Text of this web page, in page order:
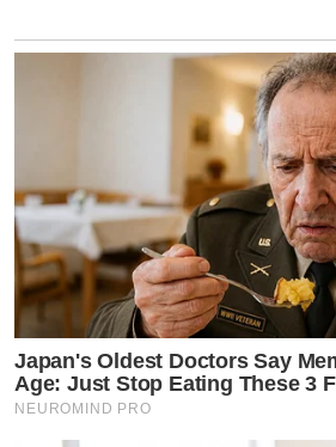
เคยสัญญาอะไรกั
เพื่อนจบลงกันแค่นี้ เรื่องทะเบียนสมร
พร้อมให้เบอร์ตนเอง ยาย
Japan's Oldest Doctors Say
Age: Just Stop Eating These 3
NEUROMIND PRO